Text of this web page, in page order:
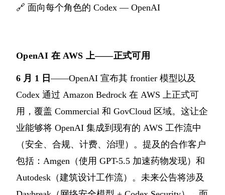
🔗 面向每个角色的 Codex — OpenAI
OpenAI 在 AWS 上——正式可用
6 月 1 日——OpenAI 宣布其 frontier 模型以及
Codex 通过 Amazon Bedrock 在 AWS 上正式可
用，覆盖 Commercial 和 GovCloud 区域。这让企
业能够将 OpenAI 集成到现有的 AWS 工作流中
（安全、合规、计费、治理）。提及的合作客户
包括：Amgen（使用 GPT-5.5 加速药物发现）和
Autodesk（建筑设计工作流）。未来公告将涉及